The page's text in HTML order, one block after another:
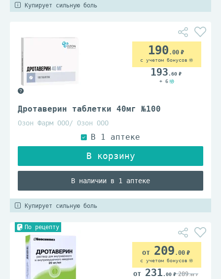
Купирует сильную боль
Дротаверин таблетки 40мг №100
Озон Фарм ООО/ Озон ООО
В наличии в 1 аптеке
190 .00
с учетом бонусов
193 .60
+ 6
Купирует сильную боль
По рецепту
209 .00
с учетом бонусов
231 .00 289.00